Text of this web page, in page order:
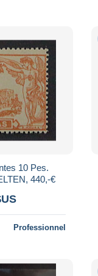
10 Pes.
440,-€
Professionnel